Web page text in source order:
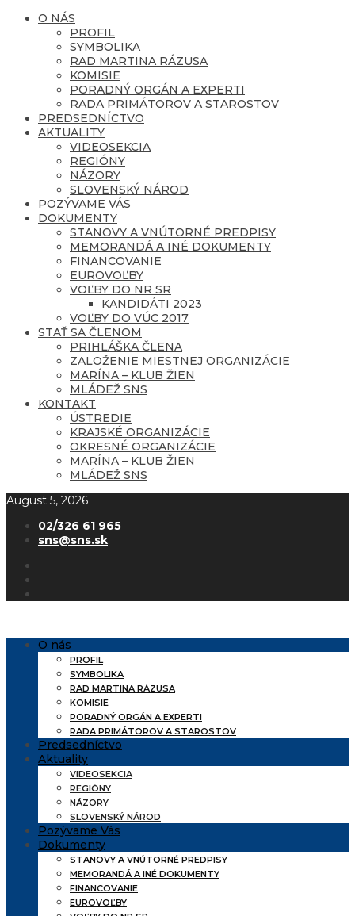
O NÁS
PROFIL
SYMBOLIKA
RAD MARTINA RÁZUSA
KOMISIE
PORADNÝ ORGÁN A EXPERTI
RADA PRIMÁTOROV A STAROSTOV
PREDSEDNÍCTVO
AKTUALITY
VIDEOSEKCIA
REGIÓNY
NÁZORY
SLOVENSKÝ NÁROD
POZÝVAME VÁS
DOKUMENTY
STANOVY A VNÚTORNÉ PREDPISY
MEMORANDÁ A INÉ DOKUMENTY
FINANCOVANIE
EUROVOĽBY
VOĽBY DO NR SR
KANDIDÁTI 2023
VOĽBY DO VÚC 2017
STAŤ SA ČLENOM
PRIHLÁŠKA ČLENA
ZALOŽENIE MIESTNEJ ORGANIZÁCIE
MARÍNA – KLUB ŽIEN
MLÁDEŽ SNS
KONTAKT
ÚSTREDIE
KRAJSKÉ ORGANIZÁCIE
OKRESNÉ ORGANIZÁCIE
MARÍNA – KLUB ŽIEN
MLÁDEŽ SNS
August 5, 2026
02/326 61 965
sns@sns.sk
O nás
PROFIL
SYMBOLIKA
RAD MARTINA RÁZUSA
KOMISIE
PORADNÝ ORGÁN A EXPERTI
RADA PRIMÁTOROV A STAROSTOV
Predsedníctvo
Aktuality
VIDEOSEKCIA
REGIÓNY
NÁZORY
SLOVENSKÝ NÁROD
Pozývame Vás
Dokumenty
STANOVY A VNÚTORNÉ PREDPISY
MEMORANDÁ A INÉ DOKUMENTY
FINANCOVANIE
EUROVOĽBY